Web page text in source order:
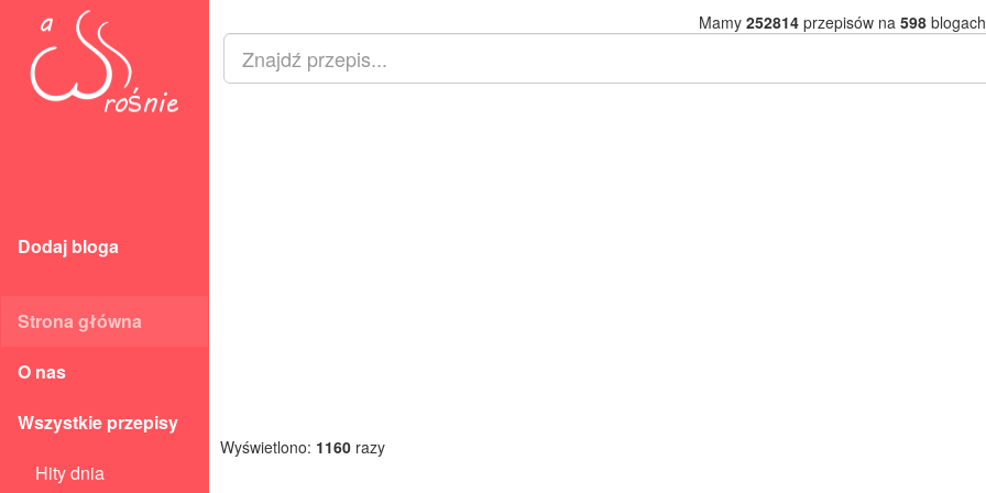
Dodaj bloga
Strona główna
O nas
Wszystkie przepisy
Hity dnia
Mamy 252814przepisów na 598
Wyświetlono: 1160 razy